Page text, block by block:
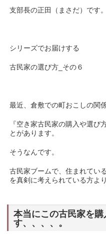
支部長の正田（まさだ）です。
シリーズでお届けする
古民家の選び方_その６
最近、倉敷での町おこしの関
『空き家古民家の購入や選び
とがあります。
そうなんです。
古民家ブームで、住まれてい
を真剣に考えられている方より
本当にこの古民家を
す、、、、。